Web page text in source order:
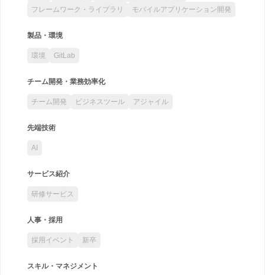
フレームワーク・ライブラリ
モバイルアプリケーション開発
製品・環境
環境 GitLab
チーム開発・業務効率化
チーム開発 ビジネスツール アジャイル
先端技術
AI
サービス紹介
研修サービス
人事・採用
採用イベント 新卒
スキル・マネジメント